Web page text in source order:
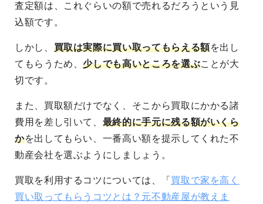
査定額は、これぐらいの額で売れるだろうという見
込額です。
しかし、 買取は実際に買い取ってもらえる額を出し
てもらうため、少しでも高いところを選ぶことが大
切です。
また、買取額だけでなく、そこから買取にかかる諸
費用を差し引いて、 最終的に手元に残る額がいくら
かを出してもらい、一番高い額を提示してくれた不
動産会社を選ぶようにしましょう。
買取を利用するコツについては、「 買取で家を高く
買い取ってもらうコツとは？元不動産屋が教えま